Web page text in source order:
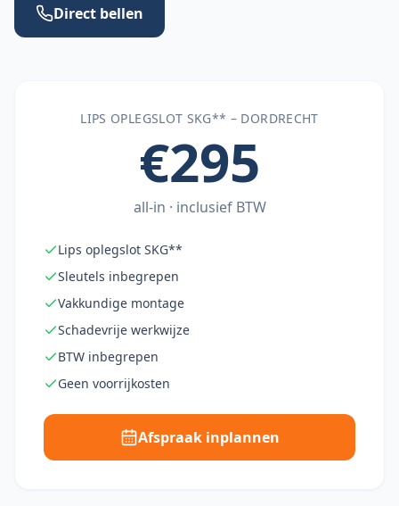
Direct bellen
LIPS OPLEGSLOT SKG** – DORDRECHT
€295
all-in · inclusief BTW
Lips oplegslot SKG**
Sleutels inbegrepen
Vakkundige montage
Schadevrije werkwijze
BTW inbegrepen
Geen voorrijkosten
Afspraak inplannen